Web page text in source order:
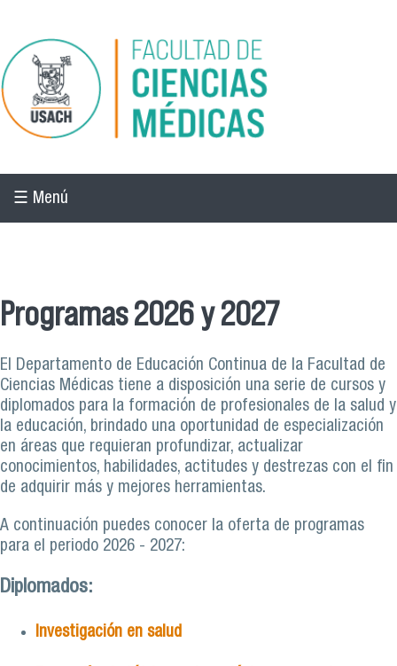
Pasar al contenido principal
☰ Menú
Programas 2026 y 2027
El Departamento de Educación Continua de la Facultad de
Ciencias Médicas tiene a disposición una serie de cursos y
diplomados para la formación de profesionales de la salud y
la educación, brindado una oportunidad de especialización
en áreas que requieran profundizar, actualizar
conocimientos, habilidades, actitudes y destrezas con el fin
de adquirir más y mejores herramientas.
A continuación puedes conocer la oferta de programas
para el periodo 2026 - 2027:
Diplomados:
Investigación en salud